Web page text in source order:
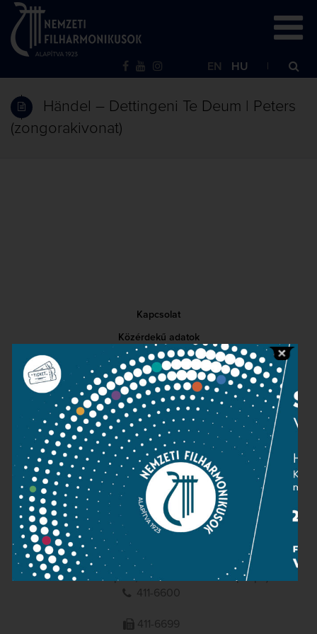
EN HU
Händel – Dettingeni Te Deum | Peters
(zongorakivonat)
Kapcsolat
Közérdekű adatok
Sajtószoba
Adatvédelem
Impresszum
NEMZETI
FILHARMONIKUSOK
1095 Budapest, Komor Marcell u. 1. (Müpa)
411-6600
411-6699